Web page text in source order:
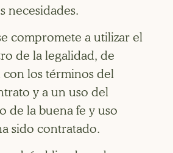
necesidades.
compromete a utilizar el
de la legalidad, de
los términos del
y a un uso del
de la buena fe y uso
sido contratado.